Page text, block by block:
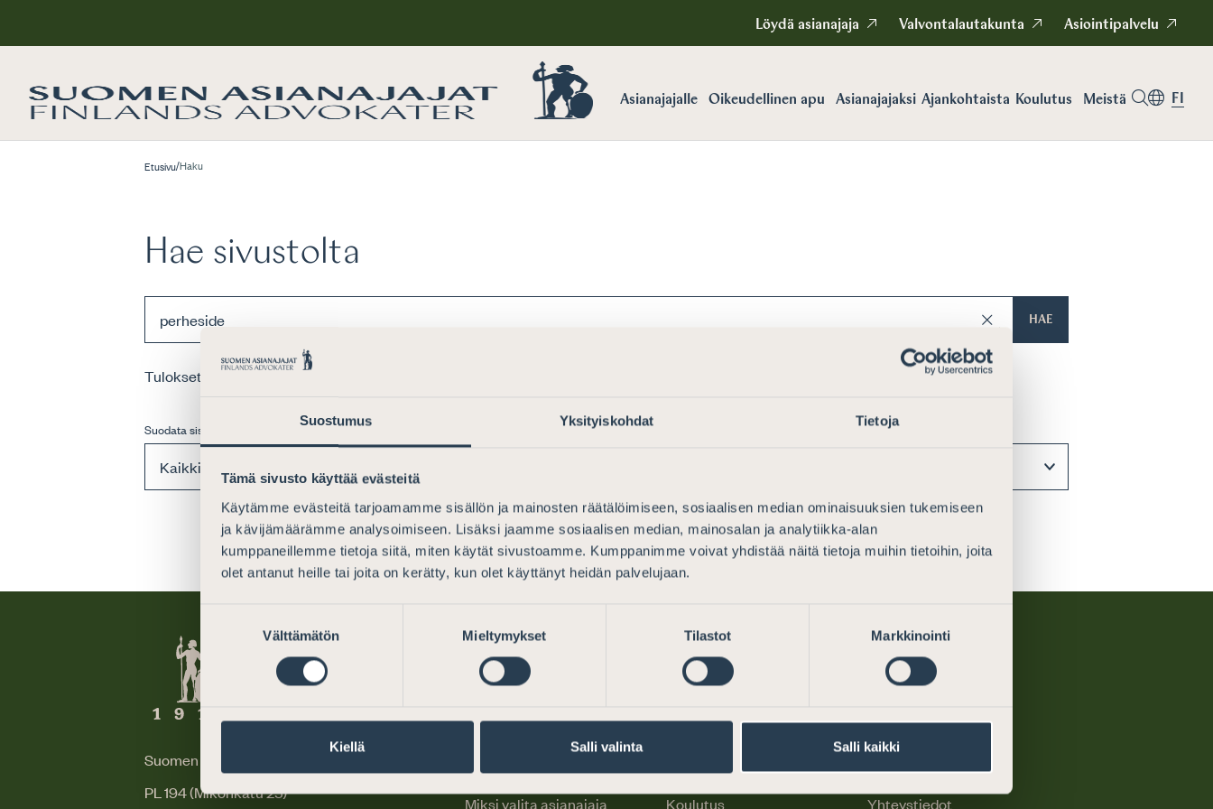
Suostumus Yksityiskohdat Tietoja
Tämä sivusto käyttää evästeitä
Käytämme evästeitä tarjoamamme sisällön ja mainosten räätälöimiseen, sosiaalisen median ominaisuuksien tukemiseen
ja kävijämäärämme analysoimiseen. Lisäksi jaamme sosiaalisen median, mainosalan ja analytiikka-alan
kumppaneillemme tietoja siitä, miten käytät sivustoamme. Kumppanimme voivat yhdistää näitä tietoja muihin tietoihin, joita
olet antanut heille tai joita on kerätty, kun olet käyttänyt heidän palvelujaan.
Välttämätön Mieltymykset Tilastot Markkinointi
Kiellä Salli valinta Salli kaikki
Löydä asianajaja Valvontalautakunta Asiointipalvelu
Asianajajalle Oikeudellinen apu Asianajajaksi Ajankohtaista Koulutus Meistä FI
Etusivu/Haku
Hae sivustolta
HAE
Tulokset kpl hakusanalle
Suodata sisältöjä
Suomen Asianajajat
PL 194 (Mikonkatu 25)
Miksi valita asianajaja Koulutus Yhteystiedot